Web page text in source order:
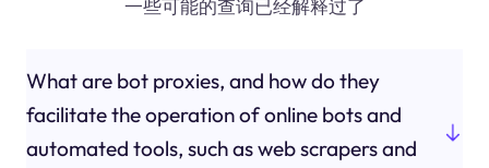
一些可能的查询已经解释过了
What are bot proxies, and how do they
facilitate the operation of online bots and
automated tools, such as web scrapers and